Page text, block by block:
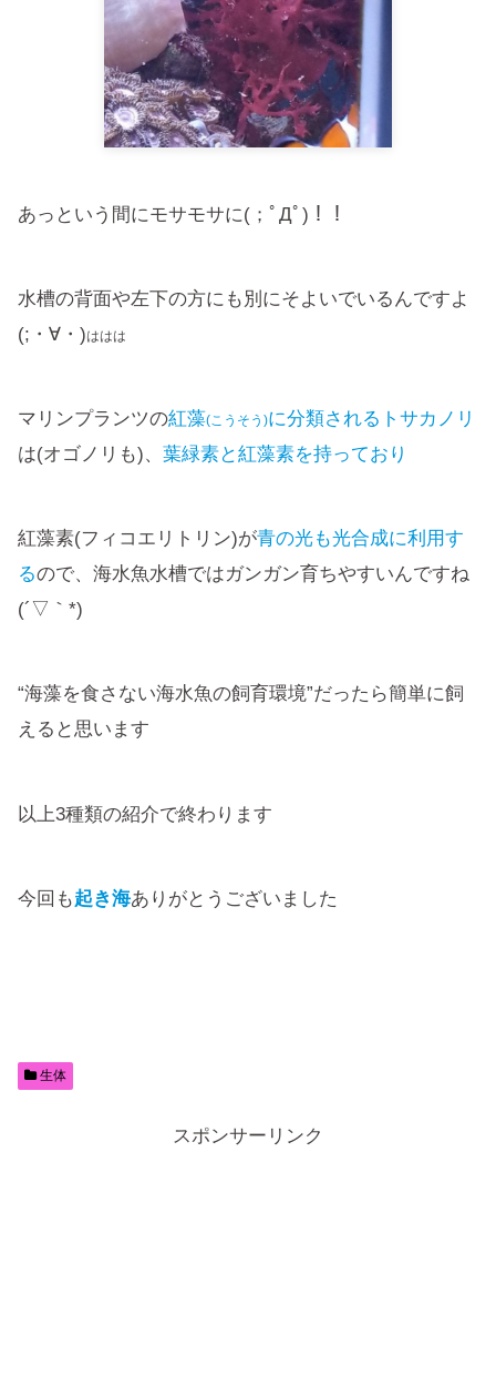
あっという間にモサモサに(；ﾟДﾟ)！！
水槽の背面や左下の方にも別にそよいでいるんですよ
(;・∀・)ははは
マリンプランツの紅藻(こうそう)に分類されるトサカノリ
は(オゴノリも)、 葉緑素と紅藻素を持っており
紅藻素(フィコエリトリン)が青の光も光合成に利用す
るので、海水魚水槽ではガンガン育ちやすいんですね
(´▽｀*)
“海藻を食さない海水魚の飼育環境”だったら簡単に飼
えると思います
以上3種類の紹介で終わります
今回も起き海ありがとうございました
生体
スポンサーリンク